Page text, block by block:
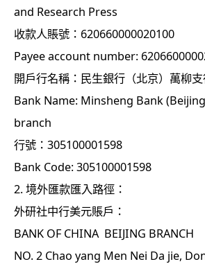
and Research Press
收款人賬號：620660000020100
Payee account number:
開戶行名稱：民生銀行（北京）萬柳
Bank Name: Minsheng Bank
branch
行號：305100001598
Bank Code: 305100001598
2. 境外匯款匯入路徑：
外研社中行美元賬戶：
BANK OF CHINA BEIJING BRANCH
NO. 2 Chao yang Men Nei Da jie,